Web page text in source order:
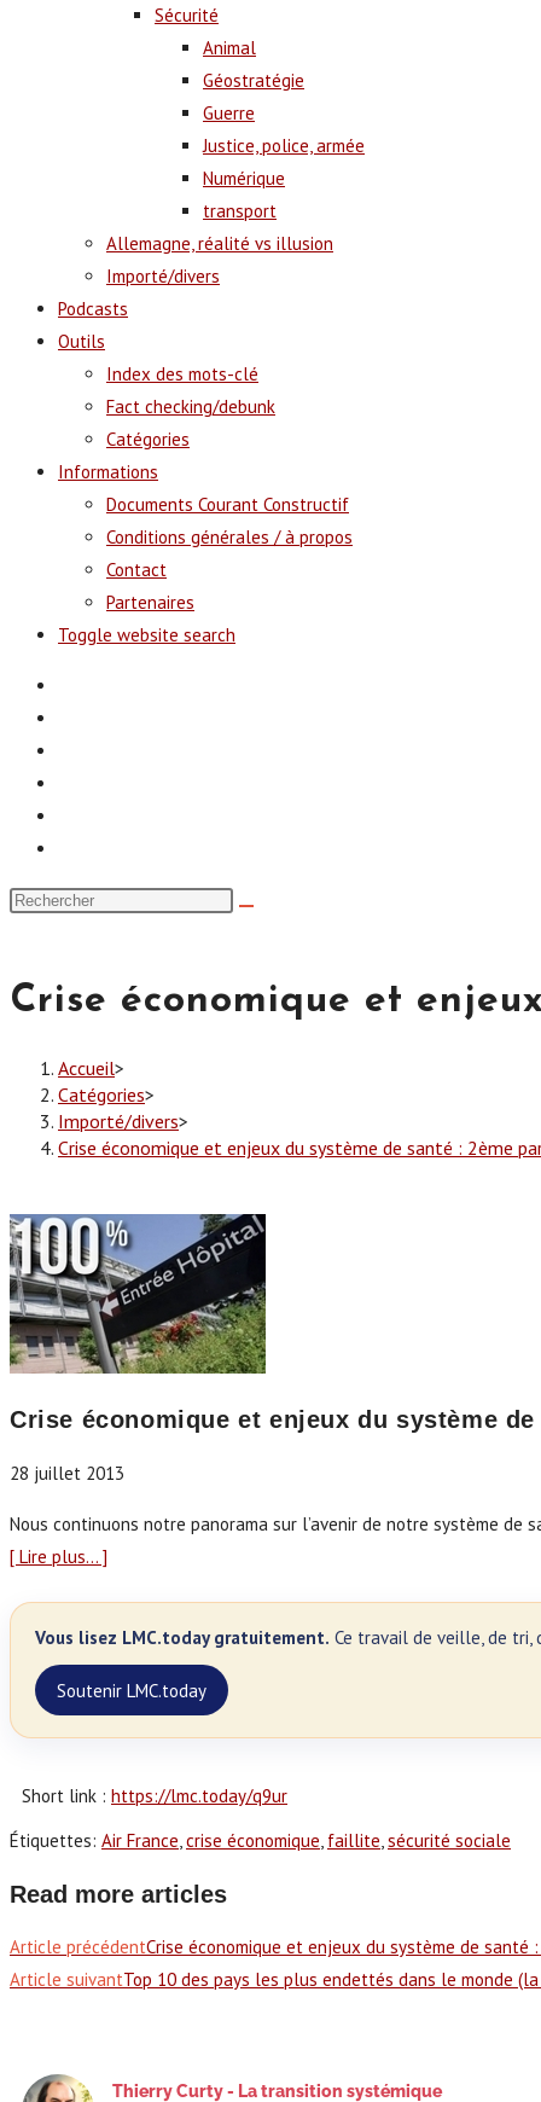
Sécurité
Animal
Géostratégie
Guerre
Justice, police, armée
Numérique
transport
Allemagne, réalité vs illusion
Importé/divers
Podcasts
Outils
Index des mots-clé
Fact checking/debunk
Catégories
Informations
Documents Courant Constructif
Conditions générales / à propos
Contact
Partenaires
Toggle website search
Crise économique et
Accueil>
Catégories>
Importé/divers>
Crise économique et enjeux du système de santé : 2ème
Crise économique et enjeux du système
28 juillet 2013
Nous continuons notre panorama sur l’avenir de notre système
[ Lire plus… ]
Vous lisez LMC.today gratuitement. Ce travail de veille, de tri,
Soutenir LMC.today
Short link : https://lmc.today/q9ur
Étiquettes: Air France, crise économique, faillite, sécurité sociale
Read more articles
Article précédentCrise économique et enjeux du système de
Article suivantTop 10 des pays les plus endettés dans le monde (la
Thierry Curty - La transition systémique